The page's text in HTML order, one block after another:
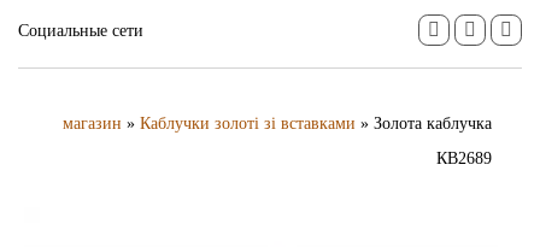
Социальные сети
магазин » Каблучки золоті зі вставками » Золота каблучка
КВ2689